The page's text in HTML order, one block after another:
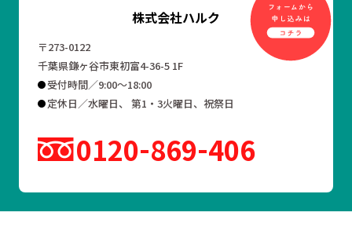
株式会社ハルク
〒273-0122
千葉県鎌ヶ谷市東初富4-36-5 1F
受付時間／9:00～18:00
定休日／水曜日、 第1・3火曜日、祝祭日
0120 869 406